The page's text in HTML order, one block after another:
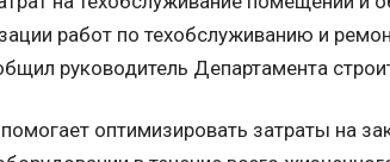
работ по техобслуживанию и
руководитель Департамента
оптимизировать затраты на